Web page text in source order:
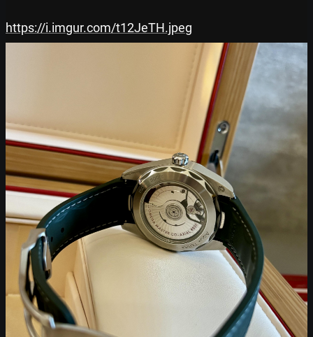
https://i.imgur.com/t12JeTH.jpeg